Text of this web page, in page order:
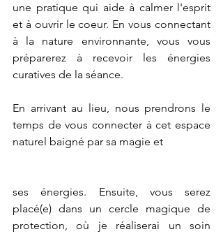
une pratique qui aide à calmer l'esprit
et à ouvrir le coeur. En vous connectant
à la nature environnante, vous vous
préparerez à recevoir les énergies
curatives de la séance.
En arrivant au lieu, nous prendrons le
temps de vous connecter à cet espace
naturel baigné par sa magie et
ses énergies. Ensuite, vous serez
placé(e) dans un cercle magique de
protection, où je réaliserai un soin